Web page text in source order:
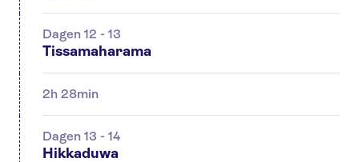
Dagen 12 - 13
Tissamaharama
2h 28min
Dagen 13 - 14
Hikkaduwa